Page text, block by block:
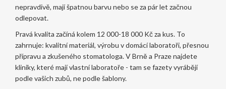
nepravdivě, mají špatnou barvu nebo se za pár let začnou
odlepovat.
Pravá kvalita začíná kolem 12 000-18 000 Kč za kus. To
zahrnuje: kvalitní materiál, výrobu v domácí laboratoři, přesnou
přípravu a zkušeného stomatologa. V Brně a Praze najdete
kliniky, které mají vlastní laboratoře - tam se fazety vyrábějí
podle vašich zubů, ne podle šablony.